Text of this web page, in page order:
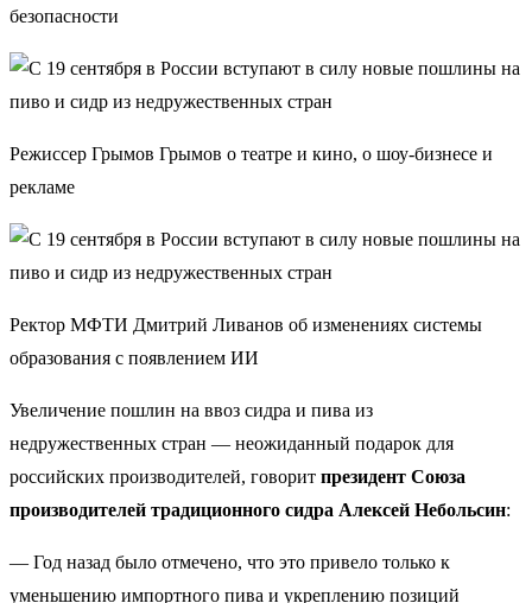
безопасности
Режиссер Грымов Грымов о театре и кино, о шоу-бизнесе и
рекламе
Ректор МФТИ Дмитрий Ливанов об изменениях системы
образования с появлением ИИ
Увеличение пошлин на ввоз сидра и пива из
недружественных стран — неожиданный подарок для
российских производителей, говорит президент Союза
производителей традиционного сидра Алексей Небольсин:
— Год назад было отмечено, что это привело только к
уменьшению импортного пива и укреплению позиций